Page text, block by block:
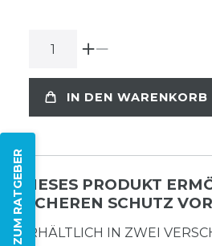
ZUM RATGEBER
IN DEN WARENKORB
DIESES PRODUKT
SICHEREN SCHUTZ
ERHÄLTLICH IN ZWEI